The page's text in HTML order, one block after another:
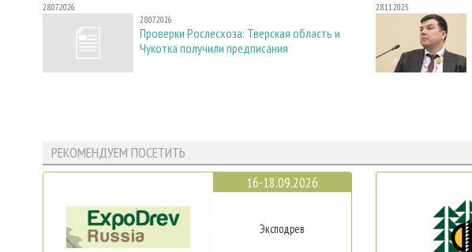
28.07.2026
28.07.2026
Проверки Рослесхоза: Тверская область и
Чукотка получили предписания
28.11.2025
РЕКОМЕНДУЕМ ПОСЕТИТЬ
16-18.09.2026
Эксподрев